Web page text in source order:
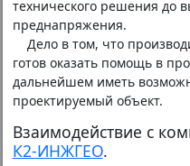
технического решения до
преднапряжения.
Дело в том, что
готов оказать помощь в
дальнейшем иметь
проектируемый объект.
Взаимодействие с
К2-ИНЖГЕО.